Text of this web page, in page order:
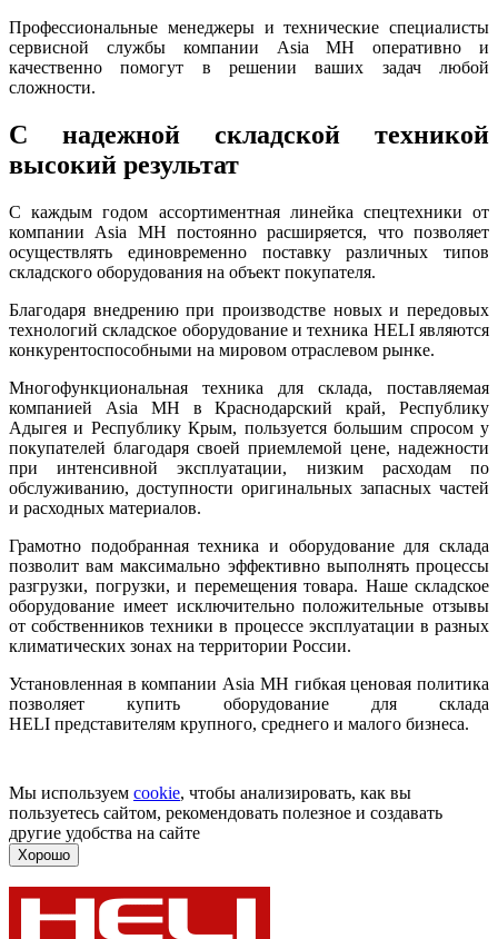
Профессиональные менеджеры и технические специалисты
сервисной службы компании Asia MH оперативно и
качественно помогут в решении ваших задач любой
сложности.
С надежной складской техникой
высокий результат
С каждым годом ассортиментная линейка спецтехники от
компании Asia MH постоянно расширяется, что позволяет
осуществлять единовременно поставку различных типов
складского оборудования на объект покупателя.
Благодаря внедрению при производстве новых и передовых
технологий складское оборудование и техника HELI являются
конкурентоспособными на мировом отраслевом рынке.
Многофункциональная техника для склада, поставляемая
компанией Asia MH в Краснодарский край, Республику
Адыгея и Республику Крым, пользуется большим спросом у
покупателей благодаря своей приемлемой цене, надежности
при интенсивной эксплуатации, низким расходам по
обслуживанию, доступности оригинальных запасных частей
и расходных материалов.
Грамотно подобранная техника и оборудование для склада
позволит вам максимально эффективно выполнять процессы
разгрузки, погрузки, и перемещения товара. Наше складское
оборудование имеет исключительно положительные отзывы
от собственников техники в процессе эксплуатации в разных
климатических зонах на территории России.
Установленная в компании Asia MH гибкая ценовая политика
позволяет купить оборудование для склада
HELI представителям крупного, среднего и малого бизнеса.
Мы используем cookie, чтобы анализировать, как вы
пользуетесь сайтом, рекомендовать полезное и создавать
другие удобства на сайте
Хорошо